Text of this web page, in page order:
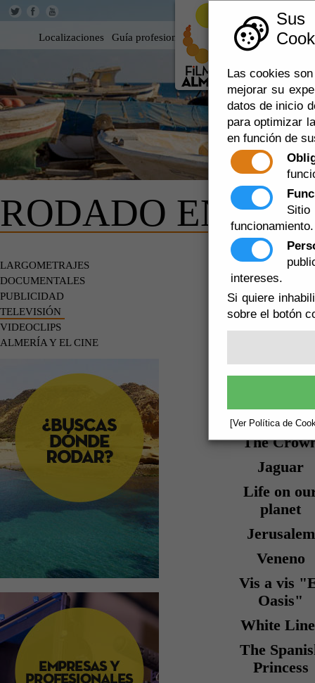
Las cookies
mejorar su
datos de inicio
para optimizar
en función de
funcionamiento.
intereses.
Si quiere
sobre el botón
[Ver Política de
Localizaciones Guía profesional Rodar en Almería 360
RODADO EN
LARGOMETRAJES
DOCUMENTALES
PUBLICIDAD
TELEVISIÓN
VIDEOCLIPS
ALMERÍA Y EL CINE
Escuchar
TITULO
The
Jaguar
Life on
planet
Jerusalem
Veneno
Vis a vis
Oasis"
White
The
Princess